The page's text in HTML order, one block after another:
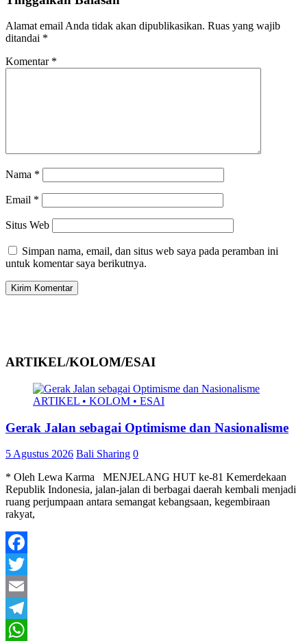
Alamat email Anda tidak akan dipublikasikan. Ruas yang wajib
ditandai *
Komentar *
Nama *
Email *
Situs Web
Simpan nama, email, dan situs web saya pada peramban ini
untuk komentar saya berikutnya.
ARTIKEL/KOLOM/ESAI
ARTIKEL • KOLOM • ESAI
Gerak Jalan sebagai Optimisme dan Nasionalisme
5 Agustus 2026 Bali Sharing 0
* Oleh Lewa Karma MENJELANG HUT ke-81 Kemerdekaan
Republik Indonesia, jalan-jalan di berbagai daerah kembali menjadi
ruang perjumpaan antara semangat kebangsaan, kegembiraan
rakyat,
Facebook
Twitter
Email
Telegram